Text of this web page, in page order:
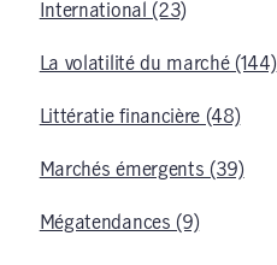
International (23)
La volatilité du marché (144)
Littératie financière (48)
Marchés émergents (39)
Mégatendances (9)